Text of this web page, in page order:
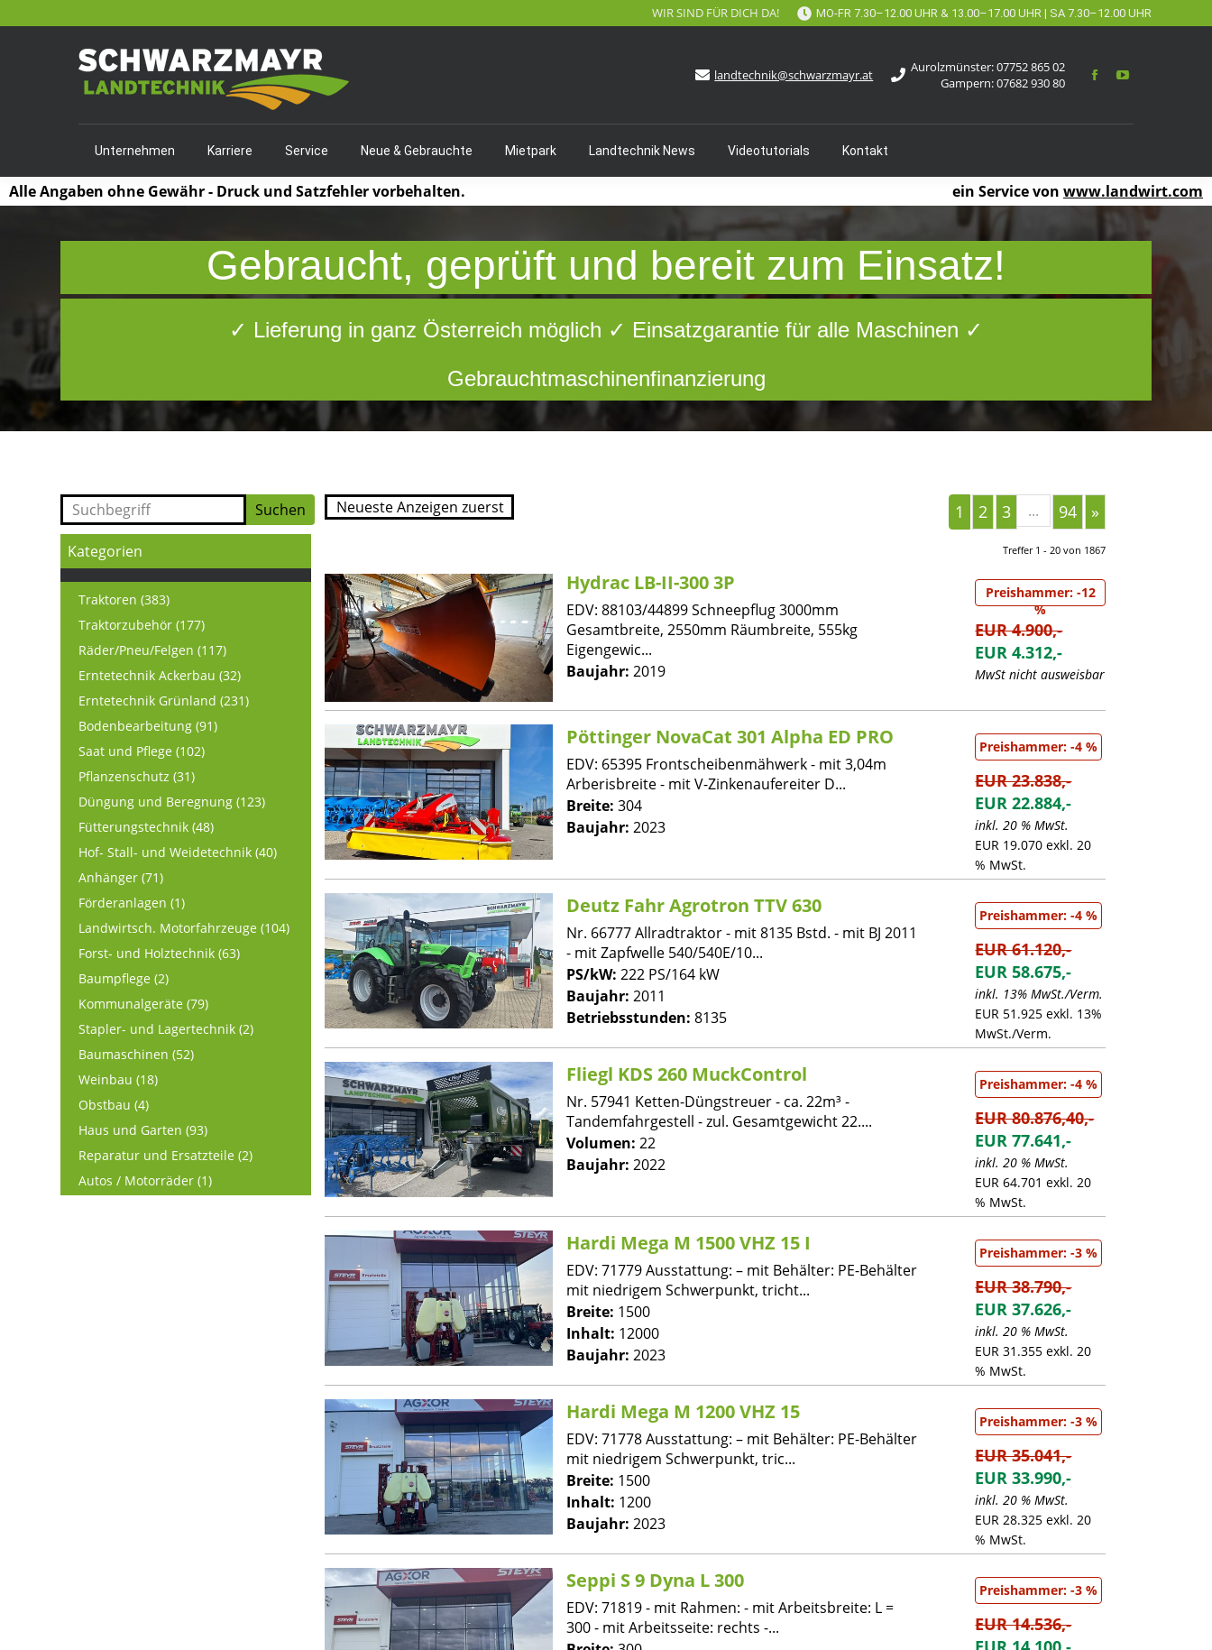
WIR SIND FÜR DICH DA! MO-FR 7.30–12.00 UHR & 13.00–17.00 UHR | SA 7.30–12.00 UHR
landtechnik@schwarzmayr.at Aurolzmünster:07752 865 02
Gampern:07682 930 80
Unternehmen Karriere Service Neue & Gebrauchte Mietpark Landtechnik News Videotutorials Kontakt
Gebraucht, geprüft und bereit zum Einsatz!
✓ Lieferung in ganz Österreich möglich ✓ Einsatzgarantie für alle Maschinen ✓
Gebrauchtmaschinenfinanzierung
Kategorien
Traktoren (383)
Traktorzubehör (177)
Räder/Pneu/Felgen (117)
Erntetechnik Ackerbau (32)
Erntetechnik Grünland (231)
Bodenbearbeitung (91)
Saat und Pflege (102)
Pflanzenschutz (31)
Düngung und Beregnung (123)
Fütterungstechnik (48)
Hof- Stall- und Weidetechnik (40)
Anhänger (71)
Förderanlagen (1)
Landwirtsch. Motorfahrzeuge (104)
Forst- und Holztechnik (63)
Baumpflege (2)
Kommunalgeräte (79)
Stapler- und Lagertechnik (2)
Baumaschinen (52)
Weinbau (18)
Obstbau (4)
Haus und Garten (93)
Reparatur und Ersatzteile (2)
Autos / Motorräder (1)
1 2 3 ... 94 »
Treffer 1 - 20 von 1867
Hydrac LB-II-300 3P
EDV: 88103/44899 Schneepflug 3000mm
Gesamtbreite, 2550mm Räumbreite, 555kg
Eigengewic...
Baujahr: 2019
Preishammer: -12
%
EUR 4.900,-
EUR 4.312,-
MwSt nicht ausweisbar
Pöttinger NovaCat 301 Alpha ED PRO
EDV: 65395 Frontscheibenmähwerk - mit 3,04m
Arberisbreite - mit V-Zinkenaufereiter D...
Breite: 304
Baujahr: 2023
Preishammer: -4 %
EUR 23.838,-
EUR 22.884,-
inkl. 20 % MwSt.
EUR 19.070 exkl. 20
% MwSt.
Deutz Fahr Agrotron TTV 630
Nr. 66777 Allradtraktor - mit 8135 Bstd. - mit BJ 2011
- mit Zapfwelle 540/540E/10...
PS/kW: 222 PS/164 kW
Baujahr: 2011
Betriebsstunden: 8135
Preishammer: -4 %
EUR 61.120,-
EUR 58.675,-
inkl. 13% MwSt./Verm.
EUR 51.925 exkl. 13%
MwSt./Verm.
Fliegl KDS 260 MuckControl
Nr. 57941 Ketten-Düngstreuer - ca. 22m³ -
Tandemfahrgestell - zul. Gesamtgewicht 22....
Volumen: 22
Baujahr: 2022
Preishammer: -4 %
EUR 80.876,40,-
EUR 77.641,-
inkl. 20 % MwSt.
EUR 64.701 exkl. 20
% MwSt.
Hardi Mega M 1500 VHZ 15 I
EDV: 71779 Ausstattung: – mit Behälter: PE-Behälter
mit niedrigem Schwerpunkt, tricht...
Breite: 1500
Inhalt: 12000
Baujahr: 2023
Preishammer: -3 %
EUR 38.790,-
EUR 37.626,-
inkl. 20 % MwSt.
EUR 31.355 exkl. 20
% MwSt.
Hardi Mega M 1200 VHZ 15
EDV: 71778 Ausstattung: – mit Behälter: PE-Behälter
mit niedrigem Schwerpunkt, tric...
Breite: 1500
Inhalt: 1200
Baujahr: 2023
Preishammer: -3 %
EUR 35.041,-
EUR 33.990,-
inkl. 20 % MwSt.
EUR 28.325 exkl. 20
% MwSt.
Seppi S 9 Dyna L 300
EDV: 71819 - mit Rahmen: - mit Arbeitsbreite: L =
300 - mit Arbeitsseite: rechts -...
Preishammer: -3 %
EUR 14.536,-
Alle Angaben ohne Gewähr - Druck und Satzfehler vorbehalten. ein Service von www.landwirt.com